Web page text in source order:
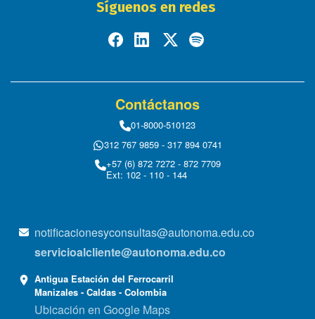
Síguenos en redes
Contáctanos
01-8000-510123
312 767 9859 - 317 894 0741
+57 (6) 872 7272 - 872 7709
Ext: 102 - 110 - 144
notificacionesyconsultas@autonoma.edu.co
servicioalcliente@autonoma.edu.co
Antigua Estación del Ferrocarril
Manizales - Caldas - Colombia
Ubicación en Google Maps